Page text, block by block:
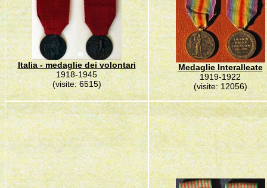
Italia - medaglie dei volontari
1918-1945
(visite: 6515)
Medaglie Interalleate
1919-1922
(visite: 12056)